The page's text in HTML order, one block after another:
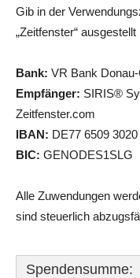
Gib in der
„Zeitfenster“ ausgestellt
Bank: VR Bank
Empfänger: SIRIS®
Zeitfenster.com
IBAN: DE77 6509
BIC: GENODES1SLG
Alle Zuwendungen
sind steuerlich
Spendensumme: